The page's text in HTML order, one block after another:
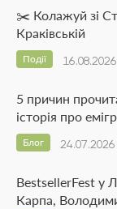
✂️ Колажуй зі
Краківській
16.08.2026
Події
5 причин
історія про
24.07.2026
Блог
BestsellerFest у
Карпа,